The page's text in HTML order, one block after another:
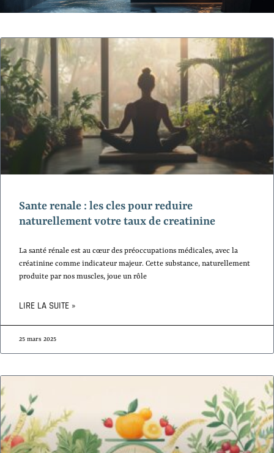
Sante renale : les cles pour reduire
naturellement votre taux de creatinine
La santé rénale est au cœur des préoccupations médicales, avec la
créatinine comme indicateur majeur. Cette substance, naturellement
produite par nos muscles, joue un rôle
LIRE LA SUITE »
25 mars 2025